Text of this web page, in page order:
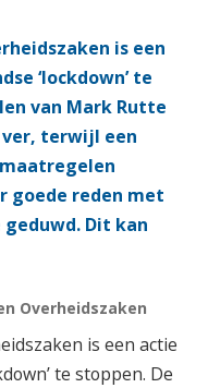
is een
‘lockdown’ te
van Mark Rutte
ver, terwijl een
goede reden met
geduwd. Dit kan
Overheidszaken
is een actie
te stoppen. De